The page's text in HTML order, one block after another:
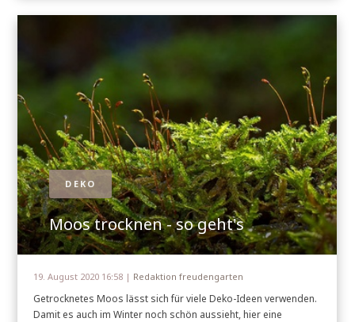
DEKO
Moos trocknen - so geht's
19. August 2020 16:58 | Redaktion freudengarten
Getrocknetes Moos lässt sich für viele Deko-Ideen verwenden.
Damit es auch im Winter noch schön aussieht, hier eine